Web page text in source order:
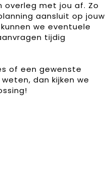
overleg met jou af. Zo
aansluit op jouw
we eventuele
tijdig
of een gewenste
dan kijken we